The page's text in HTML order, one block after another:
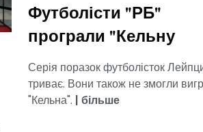
Футболісти "РБ"
програли "Кельну
Серія поразок футболісток
триває. Вони також не змогли
"Кельна". | більше